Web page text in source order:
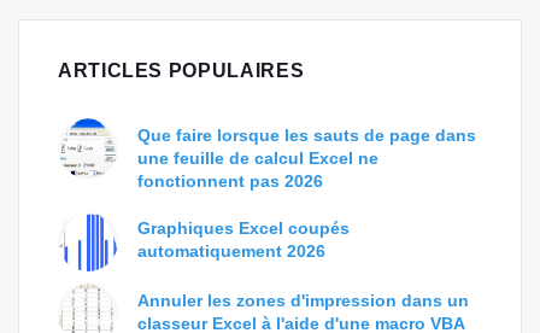
ARTICLES POPULAIRES
Que faire lorsque les sauts de page dans
une feuille de calcul Excel ne
fonctionnent pas 2026
Graphiques Excel coupés
automatiquement 2026
Annuler les zones d'impression dans un
classeur Excel à l'aide d'une macro VBA